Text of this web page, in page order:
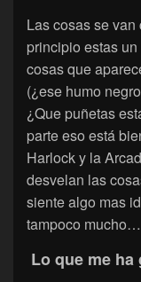
Las cosas se
principio estas
cosas que
(¿ese humo
¿Que puñetas
parte eso está
Harlock y la
desvelan las
siente algo mas
tampoco
Lo que me ha